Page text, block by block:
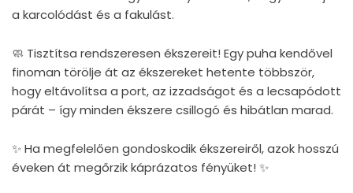
a karcolódást és a fakulást.
🧼 Tisztítsa rendszeresen ékszereit! Egy puha kendővel
finoman törölje át az ékszereket hetente többször,
hogy eltávolítsa a port, az izzadságot és a lecsapódott
párát – így minden ékszere csillogó és hibátlan marad.
✨ Ha megfelelően gondoskodik ékszereiről, azok hosszú
éveken át megőrzik káprázatos fényüket! ✨